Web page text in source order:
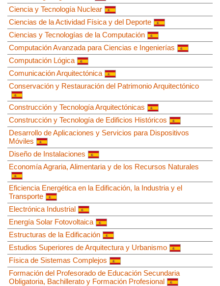
Ciencia y Tecnología Nuclear
Ciencias de la Actividad Física y del Deporte
Ciencias y Tecnologías de la Computación
Computación Avanzada para Ciencias e Ingenierías
Computación Lógica
Comunicación Arquitectónica
Conservación y Restauración del Patrimonio Arquitectónico
Construcción y Tecnología Arquitectónicas
Construcción y Tecnología de Edificios Históricos
Desarrollo de Aplicaciones y Servicios para Dispositivos
Móviles
Diseño de Instalaciones
Economía Agraria, Alimentaria y de los Recursos Naturales
Eficiencia Energética en la Edificación, la Industria y el
Transporte
Electrónica Industrial
Energía Solar Fotovoltaica
Estructuras de la Edificación
Estudios Superiores de Arquitectura y Urbanismo
Física de Sistemas Complejos
Formación del Profesorado de Educación Secundaria
Obligatoria, Bachillerato y Formación Profesional